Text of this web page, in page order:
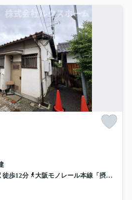
徒歩12分
大阪モノレール本線「摂津」駅 徒歩13分